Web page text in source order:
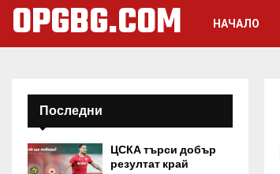
OPGBG.COM НАЧАЛО
Последни
ЦСКА търси добър
резултат край